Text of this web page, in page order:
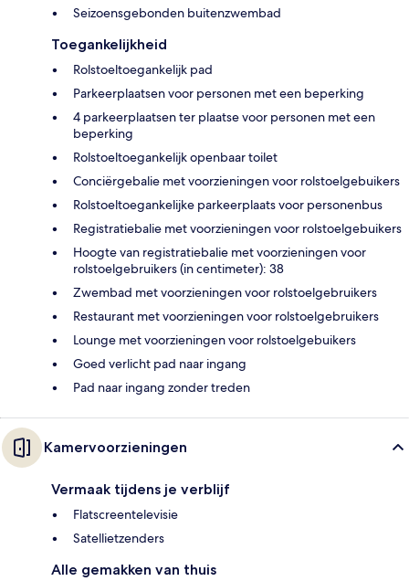
Seizoensgebonden buitenzwembad
Toegankelijkheid
Rolstoeltoegankelijk pad
Parkeerplaatsen voor personen met een beperking
4 parkeerplaatsen ter plaatse voor personen met een
beperking
Rolstoeltoegankelijk openbaar toilet
Conciërgebalie met voorzieningen voor rolstoelgebuikers
Rolstoeltoegankelijke parkeerplaats voor personenbus
Registratiebalie met voorzieningen voor rolstoelgebuikers
Hoogte van registratiebalie met voorzieningen voor
rolstoelgebruikers (in centimeter): 38
Zwembad met voorzieningen voor rolstoelgebruikers
Restaurant met voorzieningen voor rolstoelgebruikers
Lounge met voorzieningen voor rolstoelgebuikers
Goed verlicht pad naar ingang
Pad naar ingang zonder treden
Kamervoorzieningen
Vermaak tijdens je verblijf
Flatscreentelevisie
Satellietzenders
Alle gemakken van thuis